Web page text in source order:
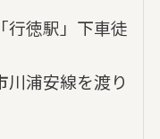
行徳駅」下車徒
浦安線を渡り